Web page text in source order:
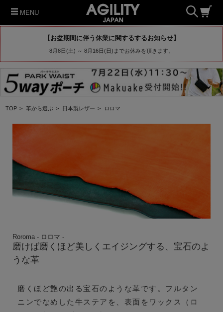
MENU
【お盆期間に伴う休業に関するするお知らせ】
8月8日(土) ～ 8月16日(日)までお休みを頂きます。
TOP > 革から選ぶ > 日本製レザー > ロロマ
Roroma - ロロマ -
磨けば磨くほど美しくエイジングする、宝石のよ
うな革
磨くほど艶の出る宝石のような革です。フルタン
ニンでなめした牛ステアを、表面をワックス（ロ